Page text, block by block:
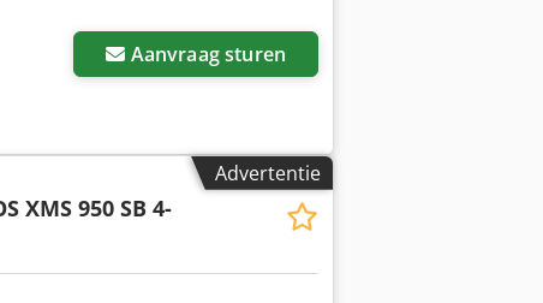
Aanvraag sturen
Advertentie
XMS 950 SB 4-